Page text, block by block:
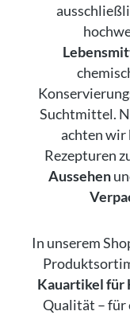
Suchtmittel.
achten wir
Rezepturen
Aussehen
In unserem
Kauartikel für
Qualität – für